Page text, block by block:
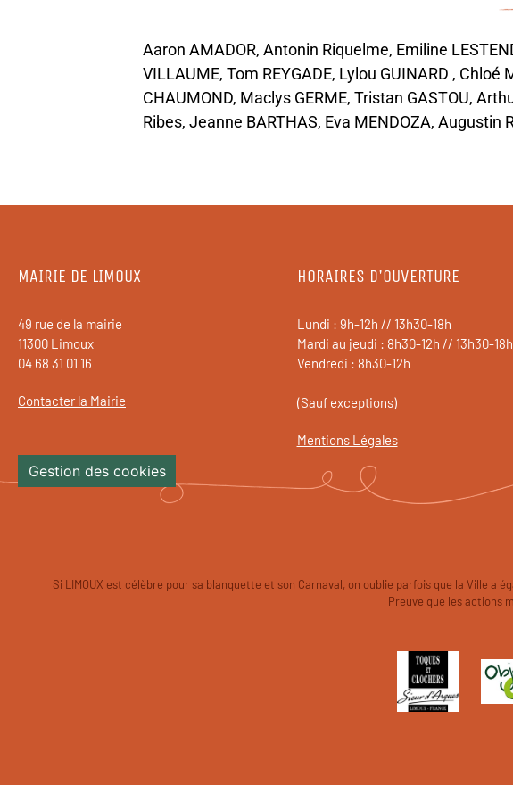
Aaron AMADOR, Antonin Riquelme, Emiline
VILLAUME, Tom REYGADE, Lylou GUINARD ,
CHAUMOND, Maclys GERME, Tristan GASTOU,
Ribes, Jeanne BARTHAS, Eva MENDOZA, Augustin
MAIRIE DE LIMOUX
49 rue de la mairie
11300 Limoux
04 68 31 01 16
Contacter la Mairie
Gestion des cookies
HORAIRES D'OUVERTURE
Lundi : 9h-12h // 13h30-18h
Mardi au jeudi : 8h30-12h // 13h30-18h
Vendredi : 8h30-12h
(Sauf exceptions)
Mentions Légales
Si LIMOUX est célèbre pour sa blanquette et son Carnaval, on oublie parfois que la Ville
Preuve que les actions